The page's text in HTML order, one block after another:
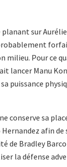
planant sur
milieu. Pour ce
lancer Manu
puissance
conserve sa
afin de
de Bradley
la défense